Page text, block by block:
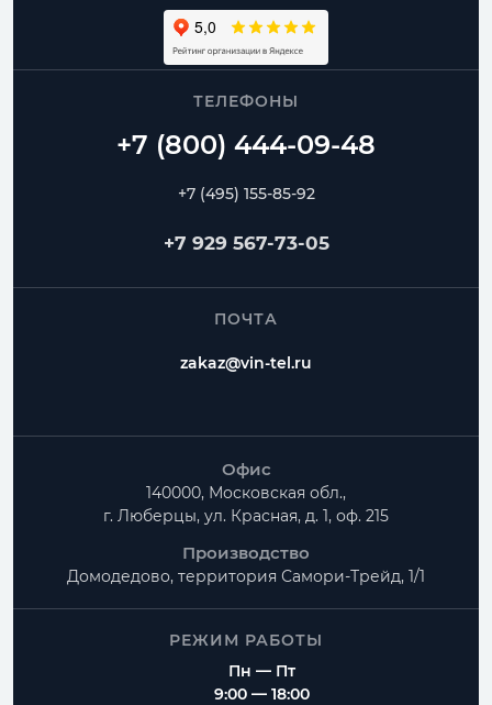
ТЕЛЕФОНЫ
+7 (495) 155-85-92
+7 929 567-73-05
ПОЧТА
zakaz@vin-tel.ru
Офис
140000, Московская обл.,
г. Люберцы, ул. Красная, д. 1, оф. 215
Производство
Домодедово, территория Самори-Трейд, 1/1
РЕЖИМ РАБОТЫ
Пн — Пт
9:00 — 18:00